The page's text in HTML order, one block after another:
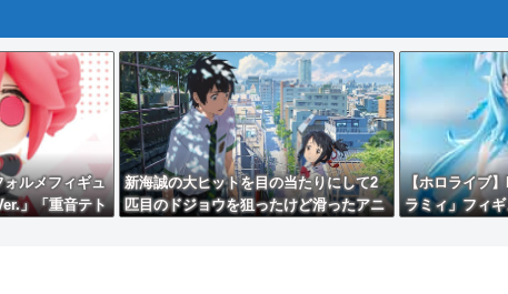
ルメフィギュ
」「重音テト
新海誠の大ヒットを目の当たりにして2
匹目のドジョウを狙ったけど滑ったアニ
【ホロライブ
ラミィ」フィ